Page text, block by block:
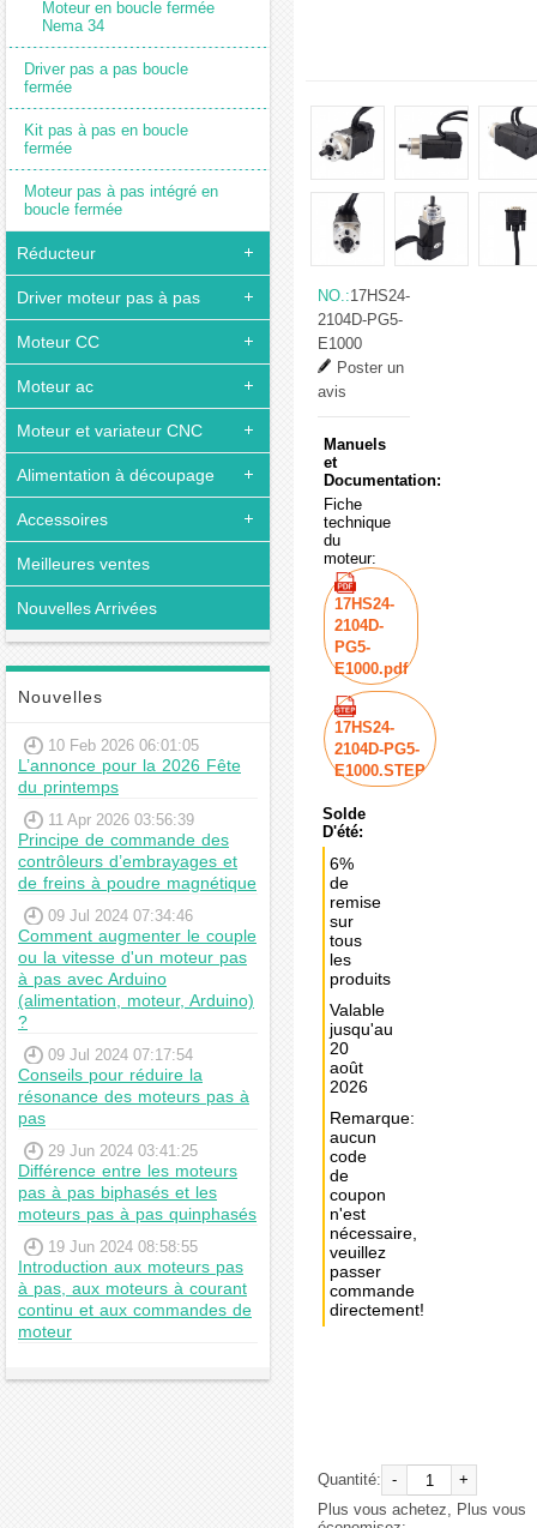
Moteur en boucle fermée
Nema 34
Driver pas a pas boucle
fermée
Kit pas à pas en boucle
fermée
Moteur pas à pas intégré en
boucle fermée
Réducteur
Driver moteur pas à pas
Moteur CC
Moteur ac
Moteur et variateur CNC
Alimentation à découpage
Accessoires
Meilleures ventes
Nouvelles Arrivées
Nouvelles
10 Feb 2026 06:01:05
L’annonce pour la 2026 Fête
du printemps
11 Apr 2026 03:56:39
Principe de commande des
contrôleurs d’embrayages et
de freins à poudre magnétique
09 Jul 2024 07:34:46
Comment augmenter le couple
ou la vitesse d'un moteur pas
à pas avec Arduino
(alimentation, moteur, Arduino)
?
09 Jul 2024 07:17:54
Conseils pour réduire la
résonance des moteurs pas à
pas
29 Jun 2024 03:41:25
Différence entre les moteurs
pas à pas biphasés et les
moteurs pas à pas quinphasés
19 Jun 2024 08:58:55
Introduction aux moteurs pas
à pas, aux moteurs à courant
continu et aux commandes de
moteur
NO.:17HS24-
2104D-PG5-
E1000
Poster un
avis
Manuels
et
Documentation:
Fiche
technique
du
moteur:
17HS24-
2104D-
PG5-
E1000.pdf
17HS24-
2104D-PG5-
E1000.STEP
Solde
D'été:
6%
de
remise
sur
tous
les
produits
Valable
jusqu'au
20
août
2026
Remarque:
aucun
code
de
coupon
n'est
nécessaire,
veuillez
passer
commande
directement!
Quantité: -
+
Plus vous achetez, Plus vous